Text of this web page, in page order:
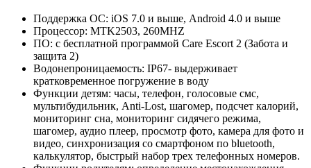
Поддержка ОС: iOS 7.0 и выше, Android 4.0 и выше
Процессор: MTK2503, 260MHZ
ПО: с бесплатной программой Care Escort 2 (Забота и
защита 2)
Водонепроницаемость: IP67- выдерживает
кратковременное погружение в воду
Функции детям: часы, телефон, голосовые смс,
мультибудильник, Anti-Lost, шагомер, подсчет калорий,
мониторинг сна, мониторинг сидячего режима,
шагомер, аудио плеер, просмотр фото, камера для фото и
видео, синхронизация со смартфоном по bluetooth,
калькулятор, быстрый набор трех телефонных номеров.